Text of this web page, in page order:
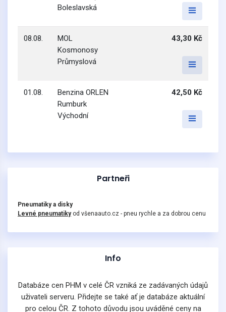
Boleslavská
08.08.
MOL
Kosmonosy
Průmyslová
43,30 Kč
01.08.
Benzina ORLEN
Rumburk
Východní
42,50 Kč
Partneři
Pneumatiky a disky
Levné pneumatikyod všenaauto.cz - pneu rychle a za dobrou cenu
Info
Databáze cen PHM v celé ČR vzniká ze zadávaných údajů
uživateli serveru. Přidejte se také ať je databáze aktuální
pro celou ČR. Z tohoto důvodu jsou uváděné ceny na